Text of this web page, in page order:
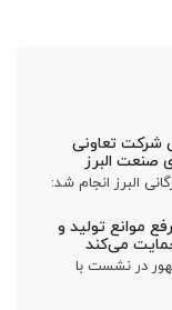
شرکت تعاونی
صنعت البرز
البرز انجام شد:
موانع تولید و
می‌کند
در نشست با